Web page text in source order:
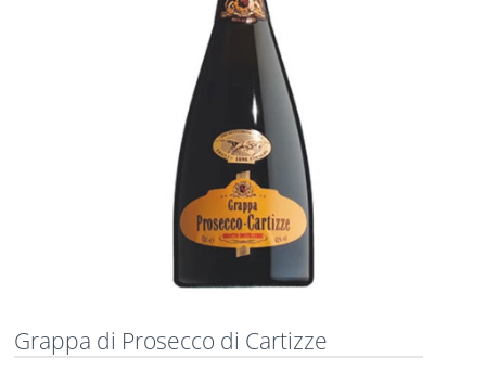
Grappa di Prosecco di Cartizze